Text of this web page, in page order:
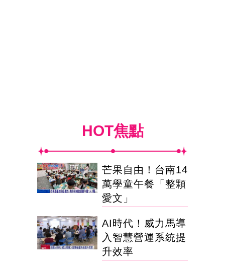
HOT焦點
芒果自由！台南14
萬學童午餐「整顆
愛文」
AI時代！威力馬導
入智慧營運系統提
升效率